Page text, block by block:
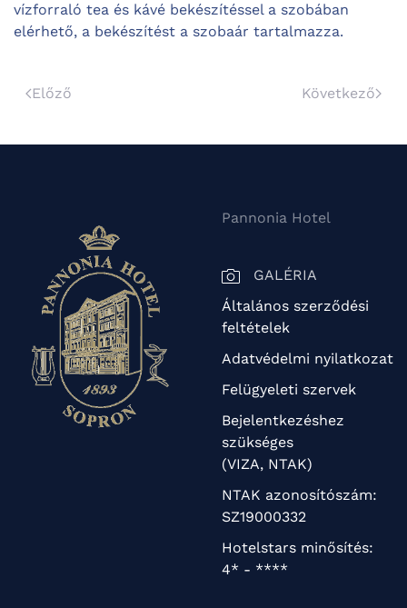
vízforraló tea és kávé bekészítéssel a szobában
elérhető, a bekészítést a szobaár tartalmazza.
Előző Következő
Pannonia Hotel
GALÉRIA
Általános szerződési
feltételek
Adatvédelmi nyilatkozat
Felügyeleti szervek
Bejelentkezéshez
szükséges
(VIZA, NTAK)
NTAK azonosítószám:
SZ19000332
Hotelstars minősítés:
4* - ****